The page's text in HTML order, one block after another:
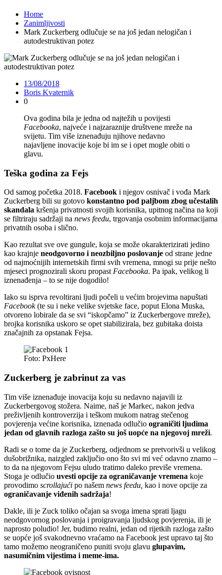
Home
Zanimljivosti
Mark Zuckerberg odlučuje se na još jedan nelogičan i
autodestruktivan potez
13/08/2018
Boris Kvaternik
0
Ova godina bila je jedna od najtežih u povijesti
Facebooka, najveće i najzaraznije društvene mreže na
svijetu. Tim više iznenađuju njihove nedavno
najavljene inovacije koje bi im se i opet mogle obiti o
glavu.
Teška godina za Fejs
Od samog početka 2018. Facebook i njegov osnivač i vođa Mark
Zuckerberg bili su gotovo konstantno pod paljbom zbog učestalih
skandala kršenja privatnosti svojih korisnika, upitnog načina na koji
se filtriraju sadržaji na news feedu, trgovanja osobnim informacijama
privatnih osoba i slično.
Kao rezultat sve ove gungule, koja se može okarakterizirati jedino
kao krajnje neodgovorno i neozbiljno poslovanje od strane jedne
od najmoćnijih internetskih firmi svih vremena, mnogi su prije nešto
mjeseci prognozirali skoru propast Facebooka. Pa ipak, velikog li
iznenađenja – to se nije dogodilo!
Iako su isprva revoltirani ljudi počeli u većim brojevima napuštati
Facebook(te su i neke velike svjetske face, poput Elona Muska,
otvoreno lobirale da se svi “iskopčamo” iz Zuckerbergove mreže),
brojka korisnika uskoro se opet stabilizirala, bez gubitaka doista
značajnih za opstanak Fejsa.
Foto: PxHere
Zuckerberg je zabrinut za vas
Tim više iznenađuje inovacija koju su nedavno najavili iz
Zuckerbergovog stožera. Naime, naš je Markec, nakon jedva
preživljenih kontroverzija i teškom mukom natrag stečenog
povjerenja većine korisnika, iznenada odlučio ograničiti ljudima
jedan od glavnih razloga zašto su još uopće na njegovoj mreži.
Radi se o tome da je Zuckerberg, odjednom se pretvorivši u velikog
dušobrižnika, naizgled zaključio ono što svi mi već odavno znamo –
to da na njegovom Fejsu uludo tratimo daleko previše vremena.
Stoga je odlučio uvesti opcije za ograničavanje vremena koje
provodimo scrollajući po našem news feedu, kao i nove opcije za
ograničavanje viđenih sadržaja!
Dakle, ili je Zuck toliko očajan sa svoga imena sprati ljagu
neodgovornog poslovanja i proigravanja ljudskog povjerenja, ili je
naprosto poludio! Jer, budimo realni, jedan od rijetkih razloga zašto
se uopće još svakodnevno vraćamo na Facebook jest upravo taj što
tamo možemo neograničeno puniti svoju glavu glupavim,
nasumičnim vijestima i meme-ima.